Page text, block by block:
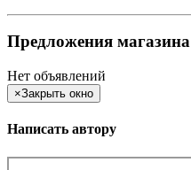
Предложения магазина
Нет объявлений
×Закрыть окно
Написать автору